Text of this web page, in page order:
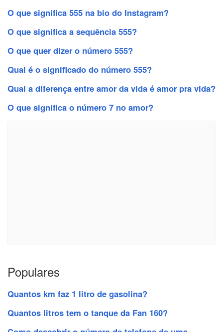
O que significa 555 na bio do Instagram?
O que significa a sequência 555?
O que quer dizer o número 555?
Qual é o significado do número 555?
Qual a diferença entre amor da vida é amor pra vida?
O que significa o número 7 no amor?
Populares
Quantos km faz 1 litro de gasolina?
Quantos litros tem o tanque da Fan 160?